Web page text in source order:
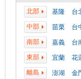
北部 基隆 台
中部
苗栗 台
南部
嘉義 台
東部
宜蘭 花
離島
澎湖 金